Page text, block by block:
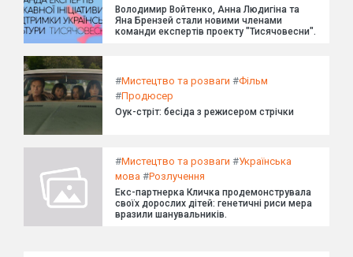
Володимир Войтенко, Анна Людигіна та
Яна Брензей стали новими членами
команди експертів проекту "Тисячовесни".
#Мистецтво та розваги #Фільм
#Продюсер
Оук-стріт: бесіда з режисером стрічки
#Мистецтво та розваги #Українська
мова #Розлучення
Екс-партнерка Кличка продемонструвала
своїх дорослих дітей: генетичні риси мера
вразили шанувальників.